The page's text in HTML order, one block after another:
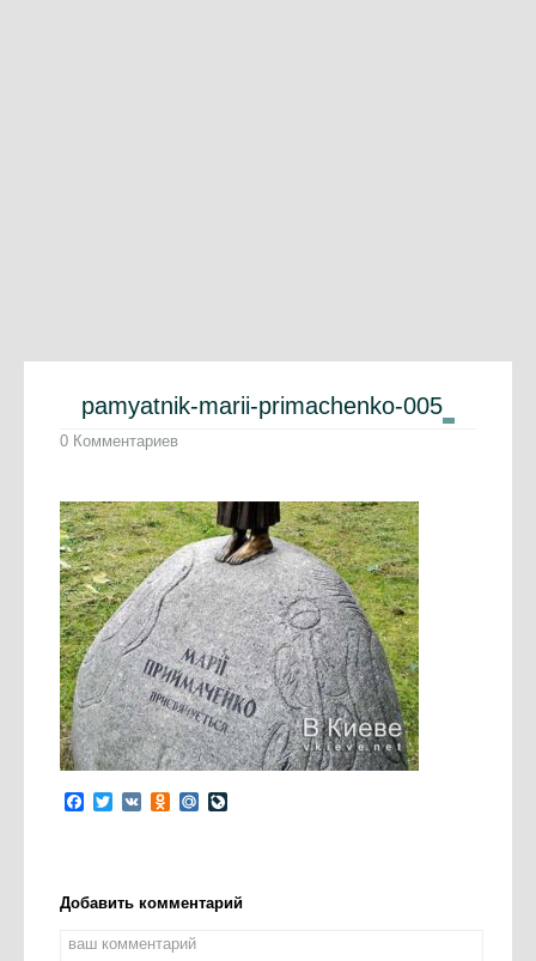
pamyatnik-marii-primachenko-005
0 Комментариев
Facebook
Twitter
VK Odnoklassniki
Mail.Ru
Добавить комментарий